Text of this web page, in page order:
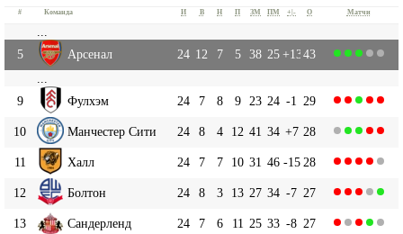
# Команда И В Н П ЗМ ПМ +|- О Матчи
5
Арсенал 24 12 7 5 38 25+1343
9
Фулхэм 24 7 8 9 23 24 -1 29
10 Манчестер Сити 24 8 4 12 41 34 +7 28
11 Халл 24 7 7 10 31 46 -15 28
12 Болтон 24 8 3 13 27 34 -7 27
13 Сандерленд 24 7 6 11 25 33 -8 27